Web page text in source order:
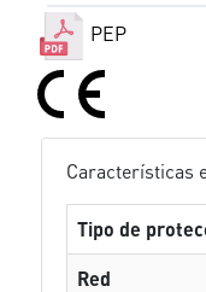
PEP
Características
Tipo de
Red